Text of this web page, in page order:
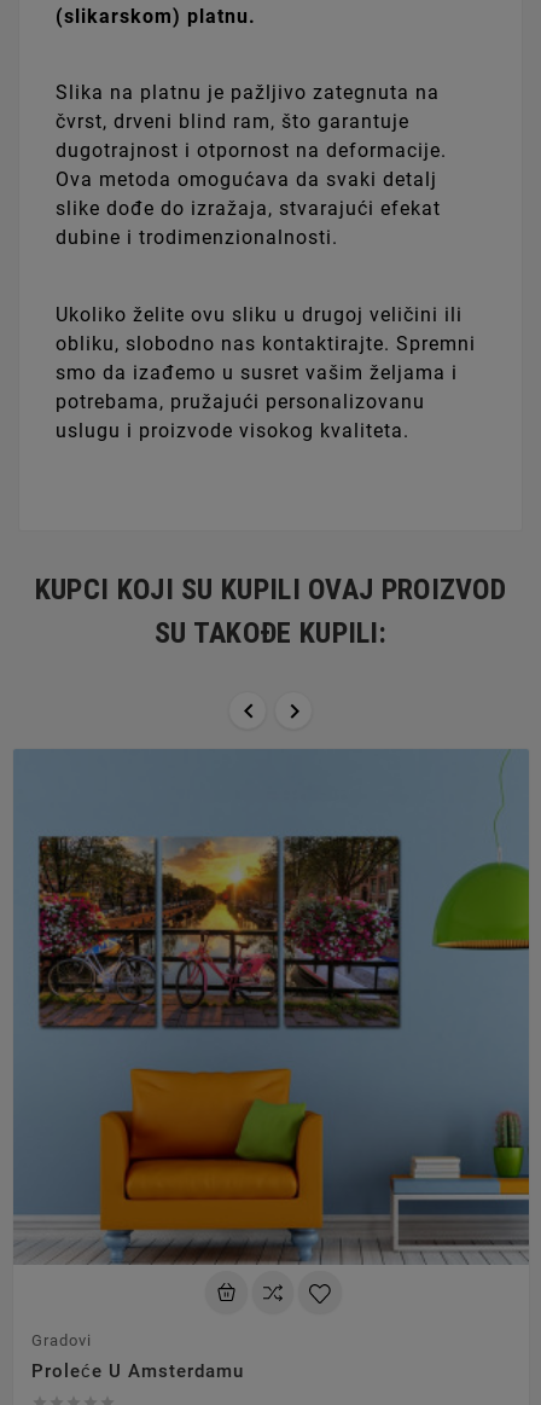
(slikarskom) platnu.
Slika na platnu je pažljivo zategnuta na
čvrst, drveni blind ram, što garantuje
dugotrajnost i otpornost na deformacije.
Ova metoda omogućava da svaki detalj
slike dođe do izražaja, stvarajući efekat
dubine i trodimenzionalnosti.
Ukoliko želite ovu sliku u drugoj veličini ili
obliku, slobodno nas kontaktirajte. Spremni
smo da izađemo u susret vašim željama i
potrebama, pružajući personalizovanu
uslugu i proizvode visokog kvaliteta.
KUPCI KOJI SU KUPILI OVAJ PROIZVOD
SU TAKOĐE KUPILI:
 
Gradovi
Proleće U Amsterdamu